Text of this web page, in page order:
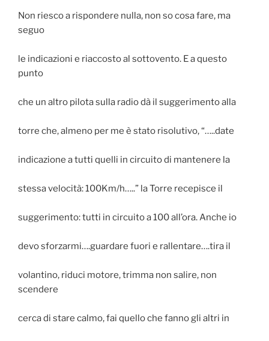
Non riesco a rispondere nulla, non so cosa fare, ma
seguo
le indicazioni e riaccosto al sottovento. E a questo
punto
che un altro pilota sulla radio dà il suggerimento alla
torre che, almeno per me è stato risolutivo, “…..date
indicazione a tutti quelli in circuito di mantenere la
stessa velocità: 100Km/h…..” la Torre recepisce il
suggerimento: tutti in circuito a 100 all’ora. Anche io
devo sforzarmi….guardare fuori e rallentare….tira il
volantino, riduci motore, trimma non salire, non
scendere
cerca di stare calmo, fai quello che fanno gli altri in